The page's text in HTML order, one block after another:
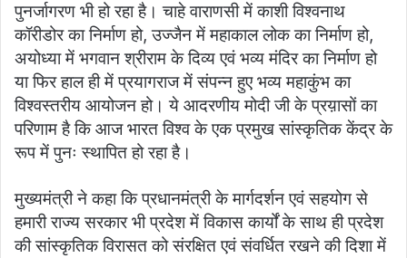
पुनर्जागरण भी हो रहा है। चाहे वाराणसी में काशी विश्वनाथ
कॉरीडोर का निर्माण हो, उज्जैन में महाकाल लोक का निर्माण हो,
अयोध्या में भगवान श्रीराम के दिव्य एवं भव्य मंदिर का निर्माण हो
या फिर हाल ही में प्रयागराज में संपन्न हुए भव्य महाकुंभ का
विश्वस्तरीय आयोजन हो। ये आदरणीय मोदी जी के प्रय़ासों का
परिणाम है कि आज भारत विश्व के एक प्रमुख सांस्कृतिक केंद्र के
रूप में पुनः स्थापित हो रहा है।
मुख्यमंत्री ने कहा कि प्रधानमंत्री के मार्गदर्शन एवं सहयोग से
हमारी राज्य सरकार भी प्रदेश में विकास कार्यों के साथ ही प्रदेश
की सांस्कृतिक विरासत को संरक्षित एवं संवर्धित रखने की दिशा में